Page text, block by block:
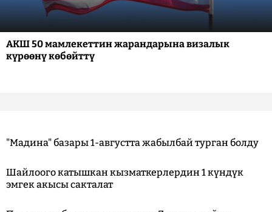
АКШ 50 мамлекеттин жарандарына визалык
күрөөнү көбөйттү
"Мадина" базары 1-августта жабылбай турган болду
Шайлоого катышкан кызматкерлердин 1 күндүк
эмгек акысы сакталат